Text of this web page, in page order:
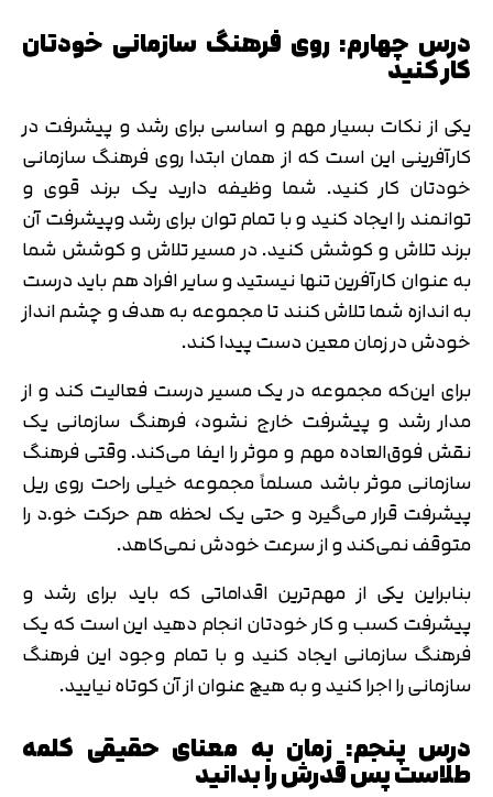
درس چهارم: روی فرهنگ سازمانی خودتان
کار کنید
یکی از نکات بسیار مهم و اساسی برای رشد و پیشرفت در
کارآفرینی این است که از همان ابتدا روی فرهنگ سازمانی
خودتان کار کنید. شما وظیفه دارید یک برند قوی و
توانمند را ایجاد کنید و با تمام توان برای رشد وپیشرفت آن
برند تلاش و کوشش کنید. در مسیر تلاش و کوشش شما
به عنوان کارآفرین تنها نیستید و سایر افراد هم باید درست
به اندازه شما تلاش کنند تا مجموعه به هدف و چشم انداز
خودش در زمان معین دست پیدا کند.
برای این‌که مجموعه در یک مسیر درست فعالیت کند و از
مدار رشد و پیشرفت خارج نشود، فرهنگ سازمانی یک
نقش فوق‌العاده مهم و موثر را ایفا می‌کند. وقتی فرهنگ
سازمانی موثر باشد مسلماً مجموعه خیلی راحت روی ریل
پیشرفت قرار می‌گیرد و حتی یک لحظه هم حرکت خو.د را
متوقف نمی‌کند و از سرعت خودش نمی‌کاهد.
بنابراین یکی از مهم‌ترین اقداماتی که باید برای رشد و
پیشرفت کسب و کار خودتان انجام دهید این است که یک
فرهنگ سازمانی ایجاد کنید و با تمام وجود این فرهنگ
سازمانی را اجرا کنید و به هیچ عنوان از آن کوتاه نیایید.
درس پنجم: زمان به معنای حقیقی کلمه
طلاست پس قدرش را بدانید